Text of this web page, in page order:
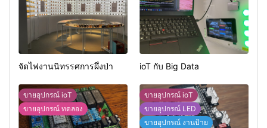
จัดไฟงานนิทรรศการผึ่งป่า ioT กับ Big Data
ขายอุปกรณ์ ioT
ขายอุปกรณ์ ทดลอง
ขายอุปกรณ์ ioT
ขายอุปกรณ์ LED
ขายอุปกรณ์ งานป้าย